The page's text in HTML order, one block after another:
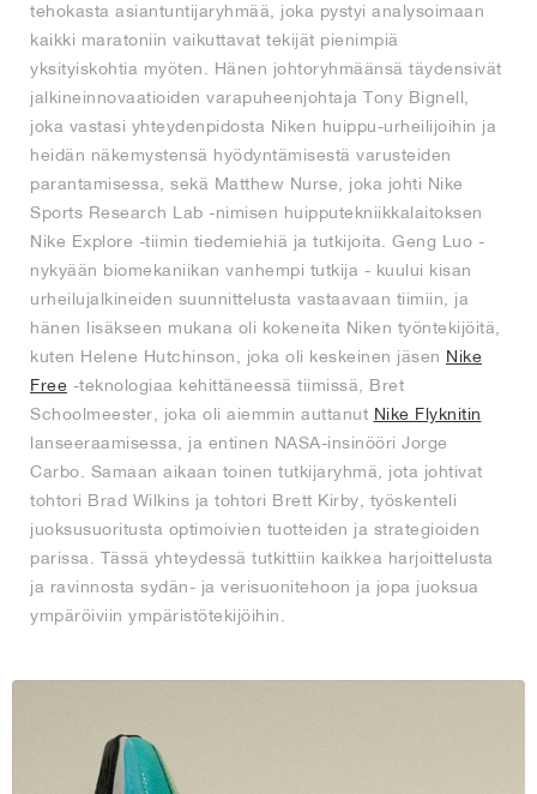
tehokasta asiantuntijaryhmää, joka pystyi analysoimaan
kaikki maratoniin vaikuttavat tekijät pienimpiä
yksityiskohtia myöten. Hänen johtoryhmäänsä täydensivät
jalkineinnovaatioiden varapuheenjohtaja Tony Bignell,
joka vastasi yhteydenpidosta Niken huippu-urheilijoihin ja
heidän näkemystensä hyödyntämisestä varusteiden
parantamisessa, sekä Matthew Nurse, joka johti Nike
Sports Research Lab -nimisen huipputekniikkalaitoksen
Nike Explore -tiimin tiedemiehiä ja tutkijoita. Geng Luo -
nykyään biomekaniikan vanhempi tutkija - kuului kisan
urheilujalkineiden suunnittelusta vastaavaan tiimiin, ja
hänen lisäkseen mukana oli kokeneita Niken työntekijöitä,
kuten Helene Hutchinson, joka oli keskeinen jäsen Nike
Free -teknologiaa kehittäneessä tiimissä, Bret
Schoolmeester, joka oli aiemmin auttanut Nike Flyknitin
lanseeraamisessa, ja entinen NASA-insinööri Jorge
Carbo. Samaan aikaan toinen tutkijaryhmä, jota johtivat
tohtori Brad Wilkins ja tohtori Brett Kirby, työskenteli
juoksusuoritusta optimoivien tuotteiden ja strategioiden
parissa. Tässä yhteydessä tutkittiin kaikkea harjoittelusta
ja ravinnosta sydän- ja verisuonitehoon ja jopa juoksua
ympäröiviin ympäristötekijöihin.